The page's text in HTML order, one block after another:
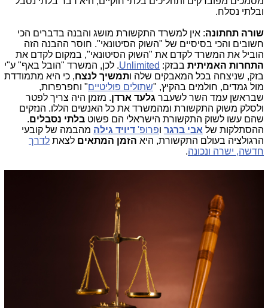
ובלתי נסלח.
שורה תחתונה: אין למשרד התקשורת מושג והבנה בדברים הכי
חשובים והכי בסיסיים של "השוק הסיטונאי". חוסר ההבנה הזה
הוביל את המשרד לקדם את "השוק הסיטונאי", במקום לקדם את
התחרות האמיתית בבזק: Unlimited. לכן, המשרד "הובל באף" ע"י
בזק, שניצחה בכל המאבקים שלה ותמשיך לנצח, כי היא מתמודדת
מול גמדים, חולמים בהקיץ, "שתולים פוליטיים" וחפרפרות,
שבראשן עמד השר לשעבר גלעד ארדן. מזמן היה צריך לפטר
ולסלק משוק התקשורת ומהמשרד את כל האנשים הללו. הנזקים
שהם עשו לשוק התקשורת הישראלי הם פשוט בלתי נסבלים.
ההסתלקות של אבי ברגר ופרופ' דיויד גילה מהבמה של קובעי
הרגולציה בעולם התקשורת, היא הזמן המתאים לצאת לדרך
חדשה, ישרה ונכונה.